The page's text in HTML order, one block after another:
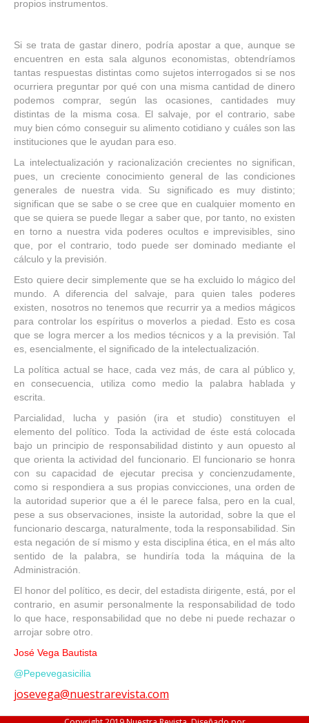
propios instrumentos.
Si se trata de gastar dinero, podría apostar a que, aunque se
encuentren en esta sala algunos economistas, obtendríamos
tantas respuestas distintas como sujetos interrogados si se nos
ocurriera preguntar por qué con una misma cantidad de dinero
podemos comprar, según las ocasiones, cantidades muy
distintas de la misma cosa. El salvaje, por el contrario, sabe
muy bien cómo conseguir su alimento cotidiano y cuáles son las
instituciones que le ayudan para eso.
La intelectualización y racionalización crecientes no significan,
pues, un creciente conocimiento general de las condiciones
generales de nuestra vida. Su significado es muy distinto;
significan que se sabe o se cree que en cualquier momento en
que se quiera se puede llegar a saber que, por tanto, no existen
en torno a nuestra vida poderes ocultos e imprevisibles, sino
que, por el contrario, todo puede ser dominado mediante el
cálculo y la previsión.
Esto quiere decir simplemente que se ha excluido lo mágico del
mundo. A diferencia del salvaje, para quien tales poderes
existen, nosotros no tenemos que recurrir ya a medios mágicos
para controlar los espíritus o moverlos a piedad. Esto es cosa
que se logra mercer a los medios técnicos y a la previsión. Tal
es, esencialmente, el significado de la intelectualización.
La política actual se hace, cada vez más, de cara al público y,
en consecuencia, utiliza como medio la palabra hablada y
escrita.
Parcialidad, lucha y pasión (ira et studio) constituyen el
elemento del político. Toda la actividad de éste está colocada
bajo un principio de responsabilidad distinto y aun opuesto al
que orienta la actividad del funcionario. El funcionario se honra
con su capacidad de ejecutar precisa y concienzudamente,
como si respondiera a sus propias convicciones, una orden de
la autoridad superior que a él le parece falsa, pero en la cual,
pese a sus observaciones, insiste la autoridad, sobre la que el
funcionario descarga, naturalmente, toda la responsabilidad. Sin
esta negación de sí mismo y esta disciplina ética, en el más alto
sentido de la palabra, se hundiría toda la máquina de la
Administración.
El honor del político, es decir, del estadista dirigente, está, por el
contrario, en asumir personalmente la responsabilidad de todo
lo que hace, responsabilidad que no debe ni puede rechazar o
arrojar sobre otro.
José Vega Bautista
@Pepevegasicilia
josevega@nuestrarevista.com